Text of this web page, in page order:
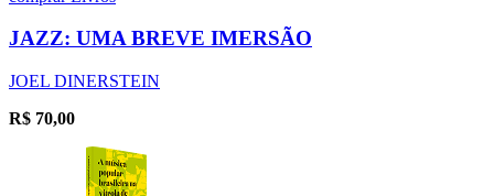
JAZZ: UMA BREVE IMERSÃO
JOEL DINERSTEIN
R$ 70,00